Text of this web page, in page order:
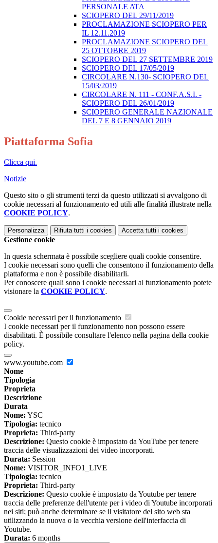
PERSONALE ATA
SCIOPERO DEL 29/11/2019
PROCLAMAZIONE SCIOPERO PER
IL 12.11.2019
PROCLAMAZIONE SCIOPERO DEL
25 OTTOBRE 2019
SCIOPERO DEL 27 SETTEMBRE 2019
SCIOPERO DEL 17/05/2019
CIRCOLARE N.130- SCIOPERO DEL
15/03/2019
CIRCOLARE N. 111 - CONF.A.S.I. -
SCIOPERO DEL 26/01/2019
SCIOPERO GENERALE NAZIONALE
DEL 7 E 8 GENNAIO 2019
Piattaforma Sofia
Clicca qui.
Notizie
Questo sito o gli strumenti terzi da questo utilizzati si avvalgono di
cookie necessari al funzionamento ed utili alle finalità illustrate nella
COOKIE POLICY.
Personalizza Rifiuta tutti i cookies Accetta tutti i cookies
Gestione cookie
In questa schermata è possibile scegliere quali cookie consentire.
I cookie necessari sono quelli che consentono il funzionamento della
piattaforma e non è possibile disabilitarli.
Per conoscere quali sono i cookie necessari al funzionamento potete
visionare la COOKIE POLICY.
Cookie necessari per il funzionamento
I cookie necessari per il funzionamento non possono essere
disabilitati. È possibile consultare l'elenco nella pagina della cookie
policy.
www.youtube.com
Nome
Tipologia
Proprieta
Descrizione
Durata
Nome: YSC
Tipologia: tecnico
Proprieta: Third-party
Descrizione: Questo cookie è impostato da YouTube per tenere
traccia delle visualizzazioni dei video incorporati.
Durata: Session
Nome: VISITOR_INFO1_LIVE
Tipologia: tecnico
Proprieta: Third-party
Descrizione: Questo cookie è impostato da Youtube per tenere
traccia delle preferenze dell'utente per i video di Youtube incorporati
nei siti; può anche determinare se il visitatore del sito web sta
utilizzando la nuova o la vecchia versione dell'interfaccia di
Youtube.
Durata: 6 months